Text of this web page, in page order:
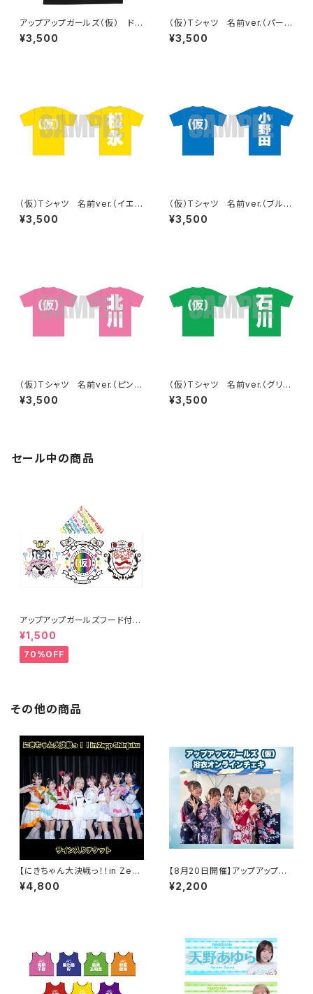
アップアップガールズ（仮） ドラ
イ（仮）Tシャツ
¥3,500
（仮）Tシャツ 名前ver.（パープ
ル）
¥3,500
（仮）Tシャツ 名前ver.（イエロ
ー）
¥3,500
（仮）Tシャツ 名前ver.（ブル
ー）
¥3,500
（仮）Tシャツ 名前ver.（ピン
ク）
¥3,500
（仮）Tシャツ 名前ver.（グリー
ン）
¥3,500
セール中の商品
アップアップガールズフード付き
タオル
¥1,500
70%OFF
その他の商品
【にきちゃん大決戦っ！！in Zep
p Shinjuku】サイン入りチケット
¥4,800
【8月20日開催】アップアップガ
ールズ（仮）浴衣オンラインチェ
キ会
¥2,200